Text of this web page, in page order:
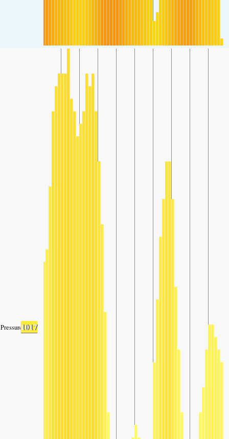
Pressure1017